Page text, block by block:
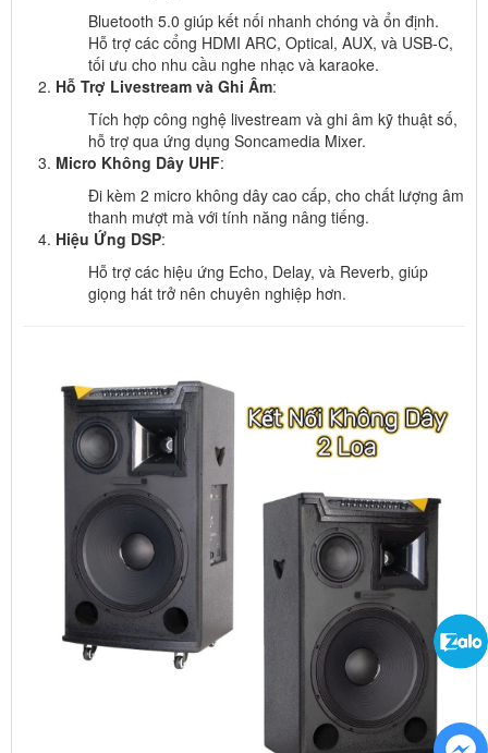
Bluetooth 5.0 giúp kết nối nhanh chóng và ổn định.
Hỗ trợ các cổng HDMI ARC, Optical, AUX, và USB-C,
tối ưu cho nhu cầu nghe nhạc và karaoke.
Hỗ Trợ Livestream và Ghi Âm:
Tích hợp công nghệ livestream và ghi âm kỹ thuật số,
hỗ trợ qua ứng dụng Soncamedia Mixer.
Micro Không Dây UHF:
Đi kèm 2 micro không dây cao cấp, cho chất lượng âm
thanh mượt mà với tính năng nâng tiếng.
Hiệu Ứng DSP:
Hỗ trợ các hiệu ứng Echo, Delay, và Reverb, giúp
giọng hát trở nên chuyên nghiệp hơn.